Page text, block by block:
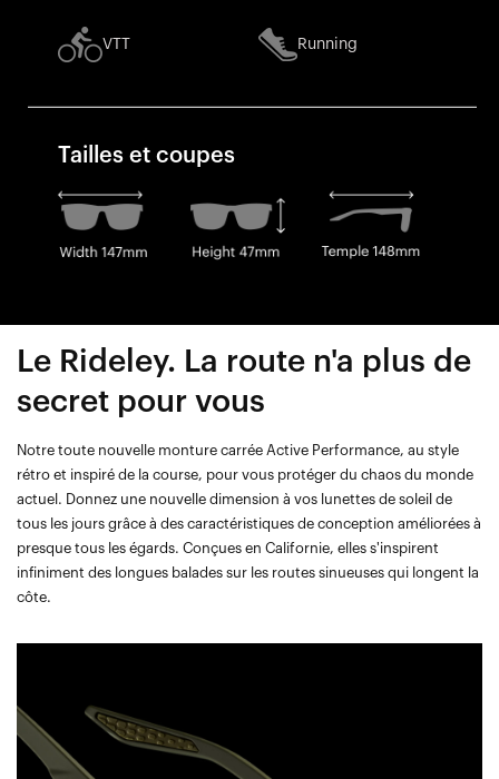
VTT Running
Tailles et coupes
Le Rideley. La route n'a plus de
secret pour vous
Notre toute nouvelle monture carrée Active Performance, au style
rétro et inspiré de la course, pour vous protéger du chaos du monde
actuel. Donnez une nouvelle dimension à vos lunettes de soleil de
tous les jours grâce à des caractéristiques de conception améliorées à
presque tous les égards. Conçues en Californie, elles s'inspirent
infiniment des longues balades sur les routes sinueuses qui longent la
côte.